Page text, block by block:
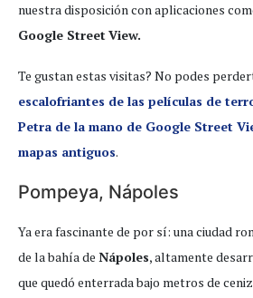
nuestra disposición con aplicaciones
Google StreetView.
Te gustan estas visitas? No podes
escalofriantes de las películas de
Petra de la mano de Google Street
mapas antiguos.
Pompeya, Nápoles
Ya era fascinante de por sí: una ciudad
de la bahía de Nápoles, altamente
que quedó enterrada bajo metros de